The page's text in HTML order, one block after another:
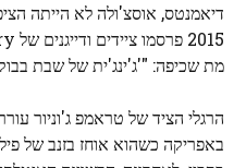
דיאמנטס, אוסצ'ולה לא הייתה
מת שכיפה: "'ג'ינג'ית של שבת
הרגלי הציד של טראמפ ג'וניור
באפריקה כשהוא אוחז בזנב של